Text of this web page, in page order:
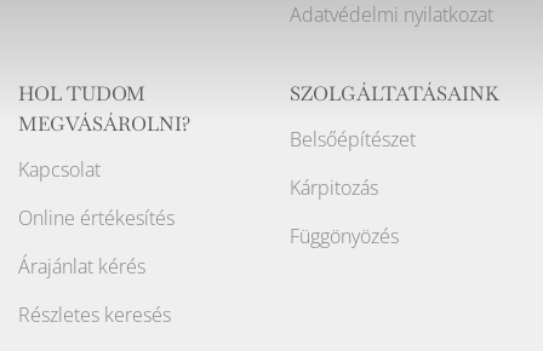
Adatvédelmi nyilatkozat
HOL TUDOM
MEGVÁSÁROLNI?
Kapcsolat
Online értékesítés
Árajánlat kérés
Részletes keresés
SZOLGÁLTATÁSAINK
Belsőépítészet
Kárpitozás
Függönyözés